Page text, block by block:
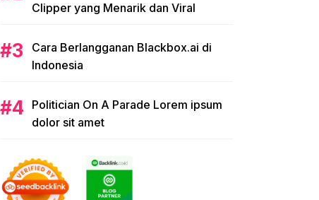
Clipper yang Menarik dan Viral
Cara Berlangganan Blackbox.ai di
Indonesia
Politician On A Parade Lorem ipsum
dolor sit amet